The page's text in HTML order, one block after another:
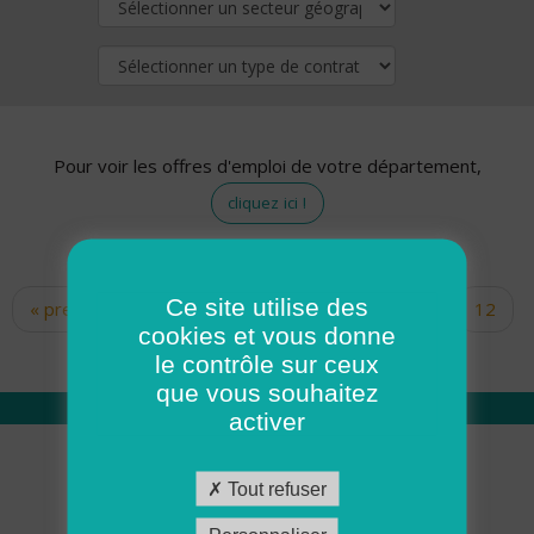
Pour voir les offres d'emploi de votre département,
cliquez ici !
Pages
« premier ‹ précédent … 10
12
14 15 16 17
Qui sommes nous
Académie ADMR
Ce site utilise des
cookies et vous donne
le contrôle sur ceux
que vous souhaitez
activer
Tout refuser